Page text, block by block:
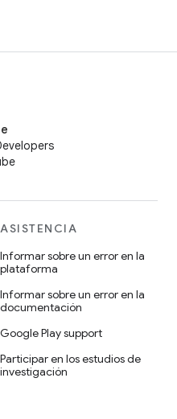
ASISTENCIA
Informar sobre un error en la
plataforma
Informar sobre un error en la
documentación
Google Play support
Participar en los estudios de
investigación